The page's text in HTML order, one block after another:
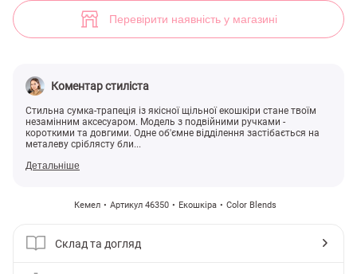
Перевірити наявність у магазині
Коментар стиліста
Стильна сумка-трапеція із якісної щільної екошкіри стане твоїм
незамінним аксесуаром. Модель з подвійними ручками -
короткими та довгими. Одне об'ємне відділення застібається на
металеву сріблясту бли...
Детальніше
Кемел Артикул 46350 Екошкіра Color Blends
Склад та догляд
Сумка-трапеція з екошкіри відтінку кемел (арт. 46350) ♡ інтернет-